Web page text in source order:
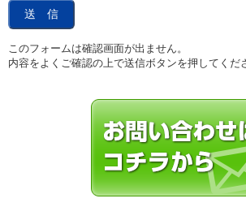
このフォームは確認画面が出ません。
内容をよくご確認の上で送信ボタンを押してくだ